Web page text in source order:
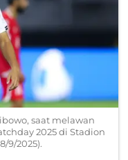
saat melawan
2025 di Stadion
9/2025).